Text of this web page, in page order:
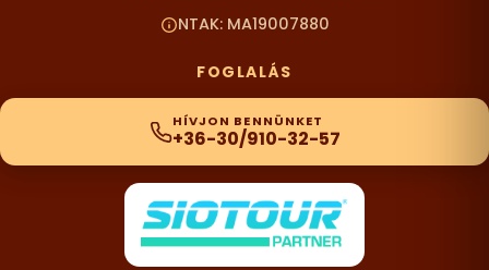
NTAK: MA19007880
FOGLALÁS
HÍVJON BENNÜNKET
+36-30/910-32-57